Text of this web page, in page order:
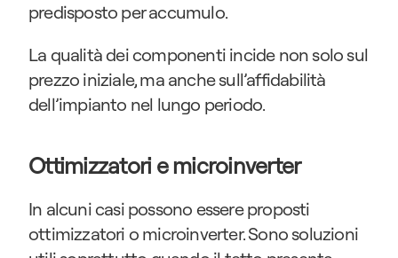
predisposto per accumulo.
La qualità dei componenti incide non solo sul
prezzo iniziale, ma anche sull’affidabilità
dell’impianto nel lungo periodo.
Ottimizzatori e microinverter
In alcuni casi possono essere proposti
ottimizzatori o microinverter. Sono soluzioni